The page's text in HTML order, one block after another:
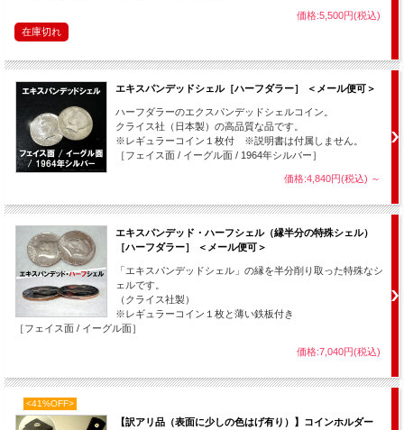
他にも以下のマジックが説明書にて解説されています。
２◆コップを通り抜けるコイン
透明コップに２枚のコインを入れますが・・・１枚はコップの底に残り、もう１枚
は底を貫通して落ちてしまいます。
◆３◆銀貨と銅貨の移動
左手に銀貨、右手に銅貨を握ります。次の瞬間、右手と左手のコインは入れ替わっ
ています！
◆４◆ハンカチを通り抜けるコイン
コップの口にかぶせたハンカチの上にコインが乗っています。
おまじないをかけると、ハンカチを通り抜けてチャリーンとコップの中に入ってし
◆５◆ビジブル・ペネトレーション
価格:5,500円(税込)
在庫切れ
エキスパンデッドシェル［ハーフダラー］ ＜メール便可＞
ハーフダラーのエクスパンデッドシェルコイン。
クライス社（日本製）の高品質な品です。
※レギュラーコイン１枚付 ※説明書は付属しません。
［フェイス面 / イーグル面 / 1964年シルバー］
価格:4,840円(税込) ～
エキスパンデッド・ハーフシェル（縁半分の特殊シェル）
［ハーフダラー］ ＜メール便可＞
「エキスパンデッドシェル」の縁を半分削り取った特殊なシ
ェルです。
（クライス社製）
※レギュラーコイン１枚と薄い鉄板付き
［フェイス面 / イーグル面］
価格:7,040円(税込)
<41%OFF>
【訳アリ品（表面に少しの色はげ有り）】コインホルダー